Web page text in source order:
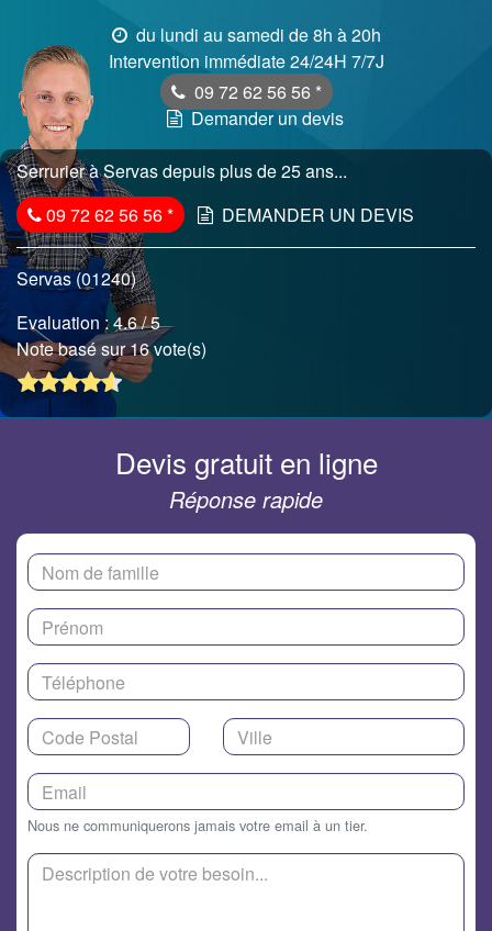
du lundi au samedi de 8h à 20h
Intervention immédiate 24/24H 7/7J
09 72 62 56 56 *
Demander un devis
Serrurier à Servas depuis plus de 25 ans...
09 72 62 56 56* DEMANDER UN DEVIS
Servas (01240)
Evaluation :4.6/ 5
Note basé sur 16 vote(s)
Devis gratuit en ligne
Réponse rapide
Nous ne communiquerons jamais votre email à un tier.